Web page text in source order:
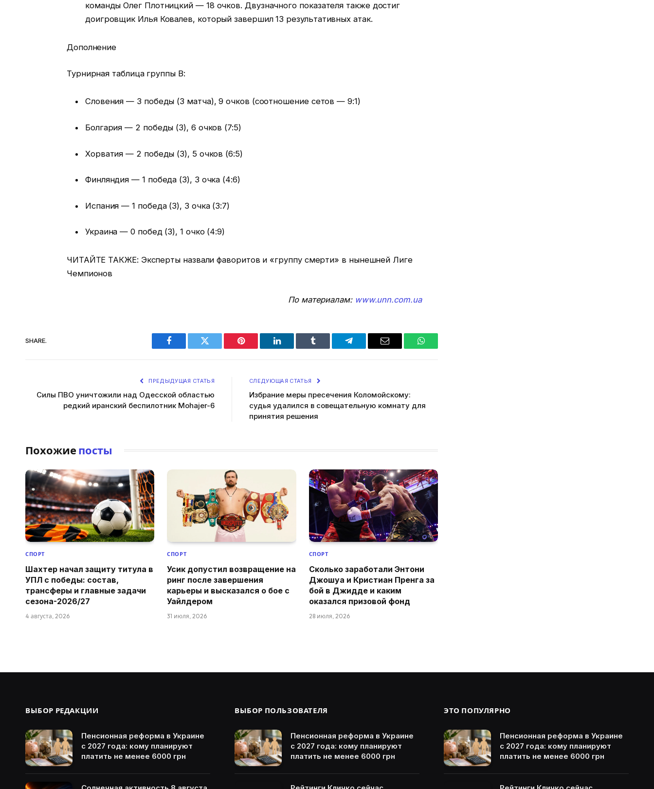
команды Олег Плотницкий — 18 очков. Двузначного показателя также достиг
доигровщик Илья Ковалев, который завершил 13 результативных атак.
Дополнение
Турнирная таблица группы В:
Словения — 3 победы (3 матча), 9 очков (соотношение сетов — 9:1)
Болгария — 2 победы (3), 6 очков (7:5)
Хорватия — 2 победы (3), 5 очков (6:5)
Финляндия — 1 победа (3), 3 очка (4:6)
Испания — 1 победа (3), 3 очка (3:7)
Украина — 0 побед (3), 1 очко (4:9)
ЧИТАЙТЕ ТАКЖЕ: Эксперты назвали фаворитов и «группу смерти» в нынешней Лиге
Чемпионов
По материалам: www.unn.com.ua
SHARE.
Facebook Twitter Pinterest LinkedIn Tumblr Telegram Email WhatsApp
ПРЕДЫДУЩАЯ СТАТЬЯ
Силы ПВО уничтожили над Одесской областью
редкий иранский беспилотник Mohajer-6
СЛЕДУЮЩАЯ СТАТЬЯ
Избрание меры пресечения Коломойскому:
судья удалился в совещательную комнату для
принятия решения
Похожие посты
СПОРТ
Шахтер начал защиту титула в
УПЛ с победы: состав,
трансферы и главные задачи
сезона-2026/27
4 августа, 2026
СПОРТ
Усик допустил возвращение на
ринг после завершения
карьеры и высказался о бое с
Уайлдером
31 июля, 2026
СПОРТ
Сколько заработали Энтони
Джошуа и Кристиан Пренга за
бой в Джидде и каким
оказался призовой фонд
28 июля, 2026
ВЫБОР РЕДАКЦИИ
Пенсионная реформа в Украине
с 2027 года: кому планируют
платить не менее 6000 грн
ВЫБОР ПОЛЬЗОВАТЕЛЯ
Пенсионная реформа в Украине
с 2027 года: кому планируют
платить не менее 6000 грн
ЭТО ПОПУЛЯРНО
Пенсионная реформа в Украине
с 2027 года: кому планируют
платить не менее 6000 грн